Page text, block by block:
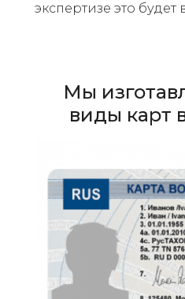
экспертизе это будет
Мы
виды карт